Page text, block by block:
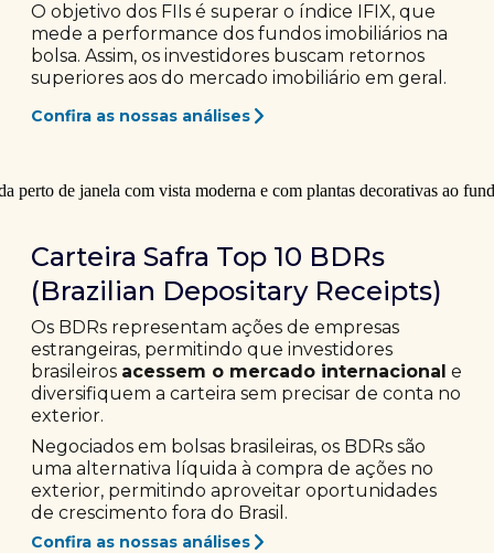
O objetivo dos FIIs é superar o índice IFIX, que
mede a performance dos fundos imobiliários na
bolsa. Assim, os investidores buscam retornos
superiores aos do mercado imobiliário em geral.
Confira as nossas análises
Carteira Safra Top 10 BDRs
(Brazilian Depositary Receipts)
Os BDRs representam ações de empresas
estrangeiras, permitindo que investidores
brasileiros acessem o mercado internacional e
diversifiquem a carteira sem precisar de conta no
exterior.
Negociados em bolsas brasileiras, os BDRs são
uma alternativa líquida à compra de ações no
exterior, permitindo aproveitar oportunidades
de crescimento fora do Brasil.
Confira as nossas análises